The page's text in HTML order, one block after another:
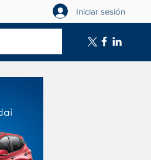
Iniciar sesión